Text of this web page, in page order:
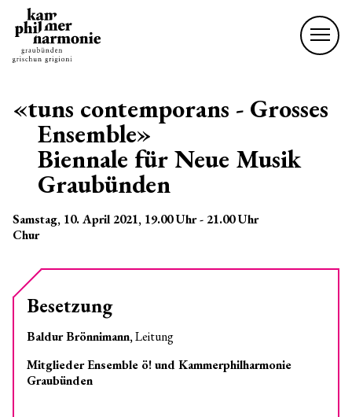
«tuns contemporans - Grosses
Ensemble»
Biennale für Neue Musik
Graubünden
Samstag, 10. April 2021, 19.00Uhr- 21.00Uhr
Chur
Besetzung
Baldur Brönnimann,Leitung
Mitglieder Ensemble ö! und Kammerphilharmonie
Graubünden